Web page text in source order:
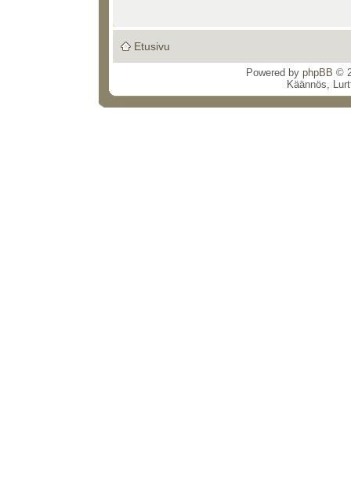
Etusivu
Powered by phpBB ©
Käännös,